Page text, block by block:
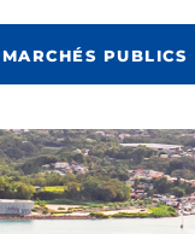
MARCHÉS PUBLICS